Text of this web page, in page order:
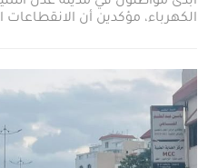
الكهرباء، مؤكدين أن